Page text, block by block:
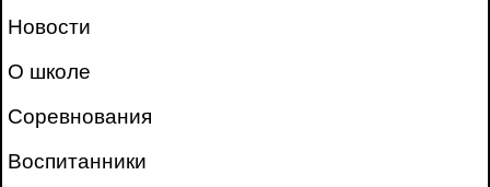
Новости
О школе
Соревнования
Воспитанники